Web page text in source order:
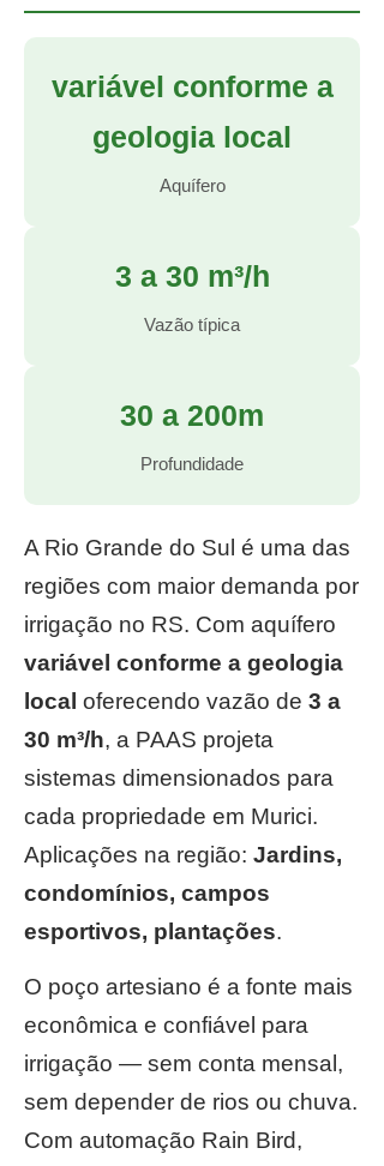
variável conforme a
geologia local
Aquífero
3 a 30 m³/h
Vazão típica
30 a 200m
Profundidade
A Rio Grande do Sul é uma das
regiões com maior demanda por
irrigação no RS. Com aquífero
variável conforme a geologia
local oferecendo vazão de 3 a
30 m³/h, a PAAS projeta
sistemas dimensionados para
cada propriedade em Murici.
Aplicações na região: Jardins,
condomínios, campos
esportivos, plantações.
O poço artesiano é a fonte mais
econômica e confiável para
irrigação — sem conta mensal,
sem depender de rios ou chuva.
Com automação Rain Bird,